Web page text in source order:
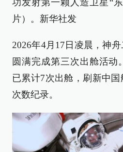
功发射第一颗人造卫星“
片）。新华社发
2026年4月17日凌晨，神
圆满完成第三次出舱活动
已累计7次出舱，刷新中
次数纪录。